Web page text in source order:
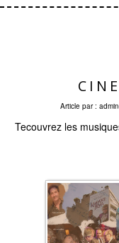
Article par :
Tecouvrez les